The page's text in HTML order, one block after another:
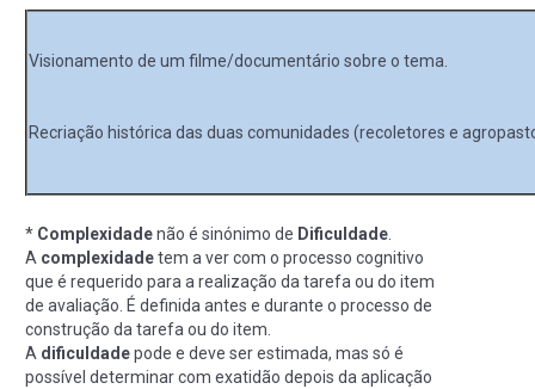
Visionamento de um filme/documentário sobre o tema.
Recriação histórica das duas comunidades (recoletores e
* Complexidadenão é sinónimo de Dificuldade
A complexidadetem a ver com o processo cognitivo
que é requerido para a realização da tarefa ou do item
de avaliação. É definida antes e durante o processo de
construção da tarefa ou do item.
A dificuldadepode e deve ser estimada, mas só é
possível determinar com exatidão depois da aplicação